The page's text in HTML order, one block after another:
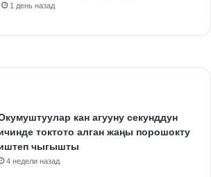
1 день назад
кан агууну секунддун
токтото алган жаңы порошокту
чыгышты
4 недели назад